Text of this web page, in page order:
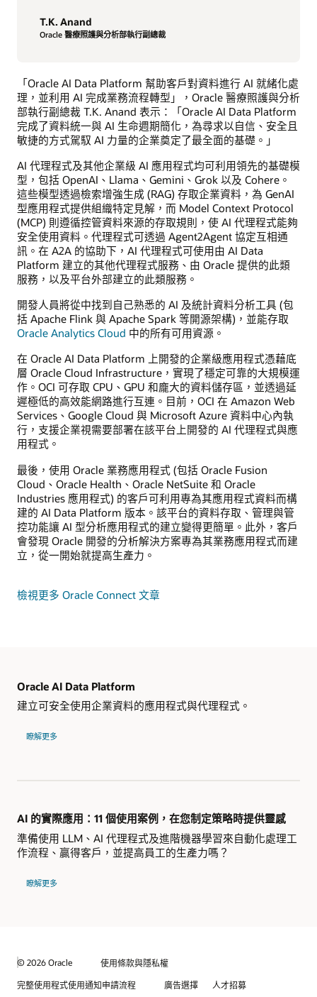
T.K. Anand
Oracle 醫療照護與分析部執行副總裁
「Oracle AI Data Platform 幫助客戶對資料進行 AI 就緒化處
理，並利用 AI 完成業務流程轉型」，Oracle 醫療照護與分析
部執行副總裁 T.K. Anand 表示：「Oracle AI Data Platform
完成了資料統一與 AI 生命週期簡化，為尋求以自信、安全且
敏捷的方式駕馭 AI 力量的企業奠定了最全面的基礎。」
AI 代理程式及其他企業級 AI 應用程式均可利用領先的基礎模
型，包括 OpenAI、Llama、Gemini、Grok 以及 Cohere。
這些模型透過檢索增強生成 (RAG) 存取企業資料，為 GenAI
型應用程式提供組織特定見解，而 Model Context Protocol
(MCP) 則遵循控管資料來源的存取規則，使 AI 代理程式能夠
安全使用資料。代理程式可透過 Agent2Agent 協定互相通
訊。在 A2A 的協助下，AI 代理程式可使用由 AI Data
Platform 建立的其他代理程式服務、由 Oracle 提供的此類
服務，以及平台外部建立的此類服務。
開發人員將從中找到自己熟悉的 AI 及統計資料分析工具 (包
括 Apache Flink 與 Apache Spark 等開源架構)，並能存取
Oracle Analytics Cloud 中的所有可用資源。
在 Oracle AI Data Platform 上開發的企業級應用程式憑藉底
層 Oracle Cloud Infrastructure，實現了穩定可靠的大規模運
作。OCI 可存取 CPU、GPU 和龐大的資料儲存區，並透過延
遲極低的高效能網路進行互連。目前，OCI 在 Amazon Web
Services、Google Cloud 與 Microsoft Azure 資料中心內執
行，支援企業視需要部署在該平台上開發的 AI 代理程式與應
用程式。
最後，使用 Oracle 業務應用程式 (包括 Oracle Fusion
Cloud、Oracle Health、Oracle NetSuite 和 Oracle
Industries 應用程式) 的客戶可利用專為其應用程式資料而構
建的 AI Data Platform 版本。該平台的資料存取、管理與管
控功能讓 AI 型分析應用程式的建立變得更簡單。此外，客戶
會發現 Oracle 開發的分析解決方案專為其業務應用程式而建
立，從一開始就提高生產力。
檢視更多 Oracle Connect 文章
Oracle AI Data Platform
建立可安全使用企業資料的應用程式與代理程式。
瞭解更多
AI 的實際應用：11 個使用案例，在您制定策略時提供靈感
準備使用 LLM、AI 代理程式及進階機器學習來自動化處理工
作流程、贏得客戶，並提高員工的生產力嗎？
瞭解更多
© 2026 Oracle
使用條款與隱私權
完整使用程式使用通知申請流程
廣告選擇 人才招募